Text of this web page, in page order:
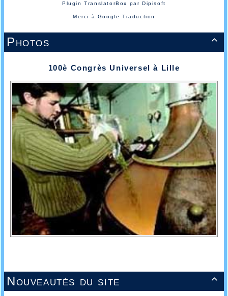
Plugin TranslatorBox parDipisoft
Merci à Google Traduction

Photos
100è Congrès Universel à Lille

Nouveautés du site